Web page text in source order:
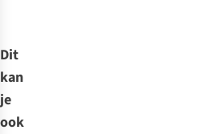
Dit
kan
je
ook